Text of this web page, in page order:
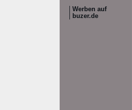
Werben auf
buzer.de